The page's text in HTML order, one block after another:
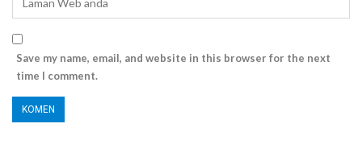
Save my name, email, and website in this browser for the next
time I comment.